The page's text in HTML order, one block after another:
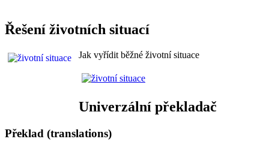
Řešení životních situací
Jak vyřídit běžné životní situace
Univerzální překladač
Překlad (translations)